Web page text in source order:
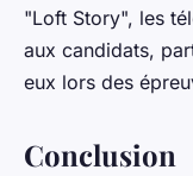
"Loft Story", les
aux candidats,
eux lors des
Conclusion